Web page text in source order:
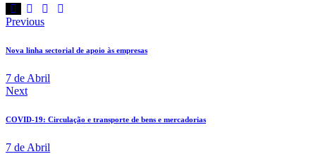
Navegação
de
Previous
Nova linha sectorial de apoio às empresas
7 de Abril
Next
COVID-19: Circulação e transporte de bens e mercadorias
7 de Abril